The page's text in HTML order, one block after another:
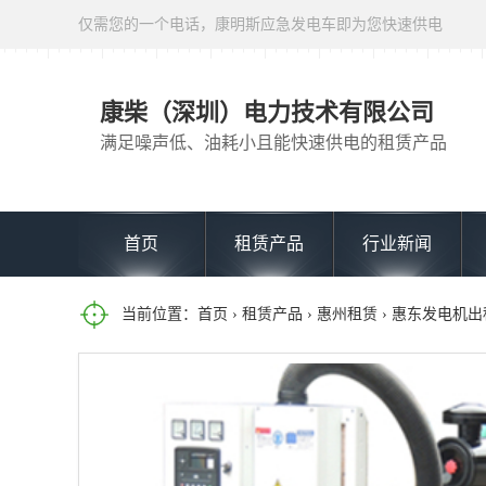
仅需您的一个电话，康明斯应急发电车即为您快速供电
康柴（深圳）电力技术有限公司
满足噪声低、油耗小且能快速供电的租赁产品
首页 租赁产品 行业新闻
当前位置： 首页 › 租赁产品 › 惠州租赁 › 惠东发电机